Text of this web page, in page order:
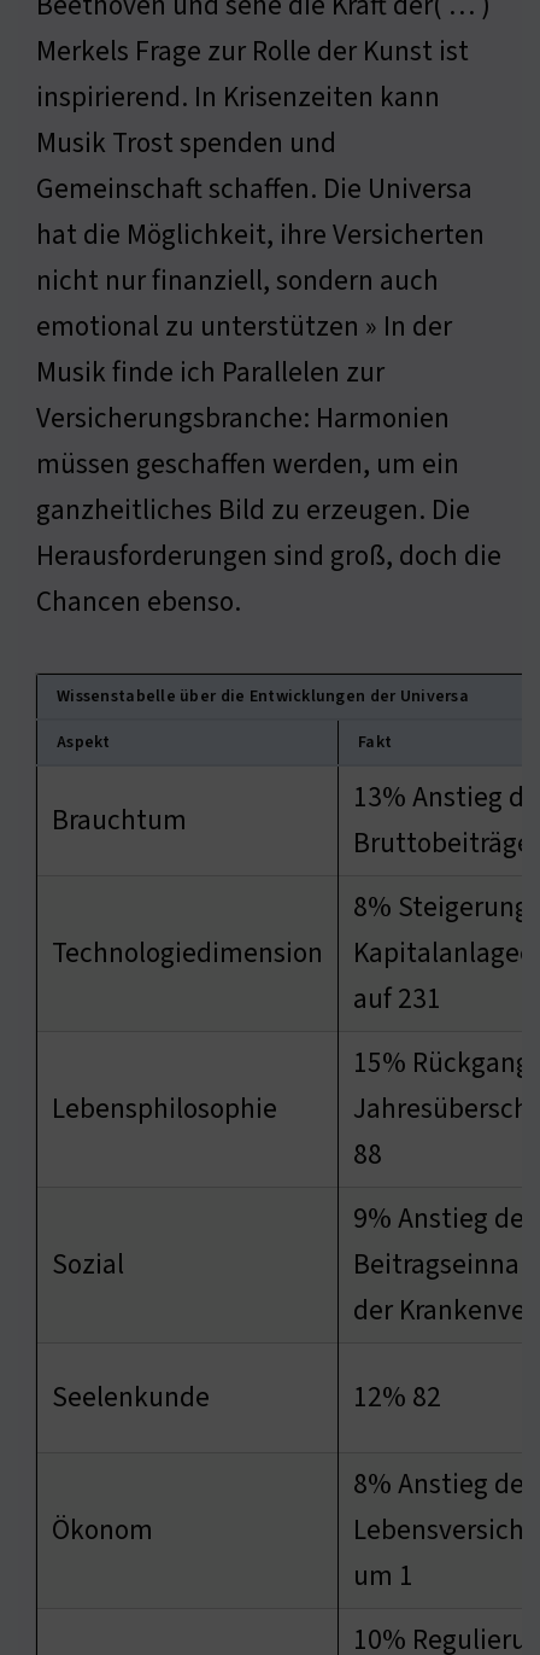
Merkels Frage zur Rolle der Kunst ist
inspirierend. In Krisenzeiten kann
Musik Trost spenden und
Gemeinschaft schaffen. Die Universa
hat die Möglichkeit, ihre Versicherten
nicht nur finanziell, sondern auch
emotional zu unterstützen » In der
Musik finde ich Parallelen zur
Versicherungsbranche: Harmonien
müssen geschaffen werden, um ein
ganzheitliches Bild zu erzeugen. Die
Herausforderungen sind groß, doch die
Chancen ebenso.
Wissenstabelle über die Entwicklungen der Universa
Aspekt
Fakt
Brauchtum
13% Anstieg
Bruttobeiträge
Technologiedimension
8% Steigerung
auf 231
Lebensphilosophie
15% Rückgang
88
Sozial
9% Anstieg der
der
Seelenkunde 12% 82
Ökonom
8% Anstieg der
um 1
10%